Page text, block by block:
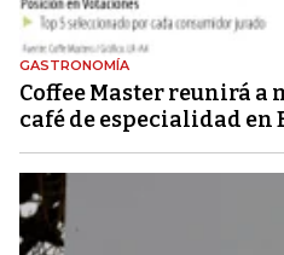
GASTRONOMÍA
Coffee Master reunirá a
café de especialidad en